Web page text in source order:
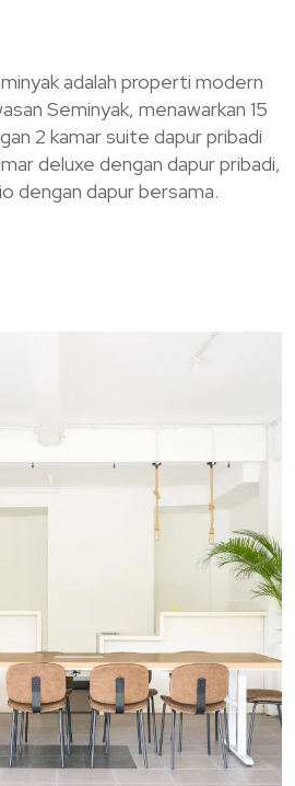
adalah properti modern
Seminyak, menawarkan 15
2 kamar suite dapur pribadi
deluxe dengan dapur pribadi,
dengan dapur bersama.